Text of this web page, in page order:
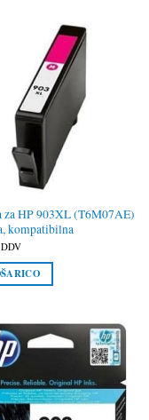
za HP 903XL (T6M07AE)
kompatibilna